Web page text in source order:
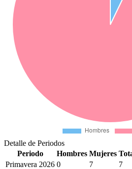
Detalle de Periodos
Periodo
Hombres Mujeres
Primavera 2026 0 7
7